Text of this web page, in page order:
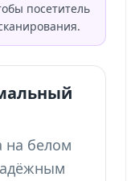
посетитель
на белом